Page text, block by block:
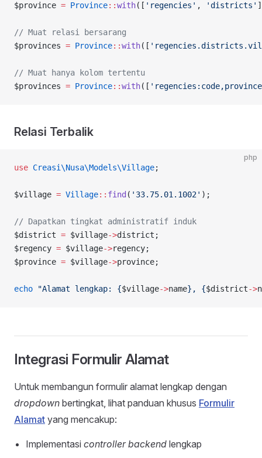
$province = Province::with([ 'regencies' , 'districts'
// Muat relasi bersarang
$provinces = Province::with([
// Muat hanya kolom tertentu
$provinces = Province::with([
Relasi Terbalik
php
use Creasi\Nusa\Models\Village;
$village = Village:: find ( '33.75.01.1002' );
// Dapatkan tingkat administratif induk
$district = $village->district;
$regency = $village->regency;
$province = $village->province;
echo "Alamat lengkap: {$village->name}, {$district->
Integrasi Formulir Alamat
Untuk membangun formulir alamat lengkap dengan
dropdown bertingkat, lihat panduan khusus Formulir
Alamat yang mencakup:
Implementasi controller backend lengkap